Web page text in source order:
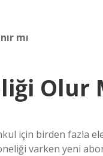
mı
Olur
için birden fazla
varken yeni